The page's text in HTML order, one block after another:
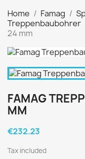
Home Famag
Treppenbaubohrer
24 mm
FAMAG
MM
€232.23
Tax included